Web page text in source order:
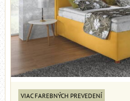
VIAC FAREBNÝCH PREVEDENÍ